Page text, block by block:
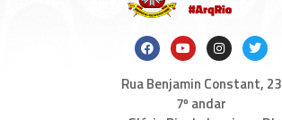
Rua Benjamin Constant, 23
7º andar